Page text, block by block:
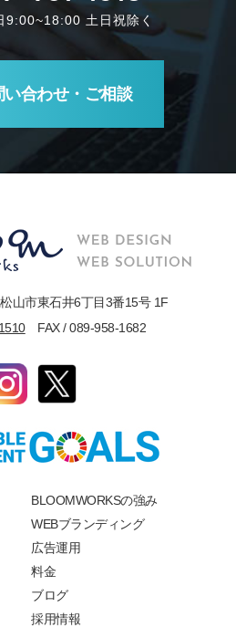
9:00~18:00 土日祝除く
い合わせ・ご相談
山市東石井6丁目3番15号 1F
FAX / 089-958-1682
BLOOMWORKSの強み
WEBブランディング
広告運用
料金
ブログ
採用情報